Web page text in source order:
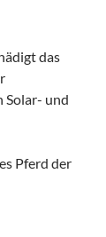
das
Solar- und
Pferd der